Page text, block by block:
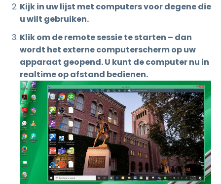
Kijk in uw lijst met computers voor degene die
u wilt gebruiken.
Klik om de remote sessie te starten – dan
wordt het externe computerscherm op uw
apparaat geopend. U kunt de computer nu in
realtime op afstand bedienen.